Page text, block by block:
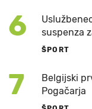
6
suspenza
ŠPORT
7
Belgijski
Pogačarja